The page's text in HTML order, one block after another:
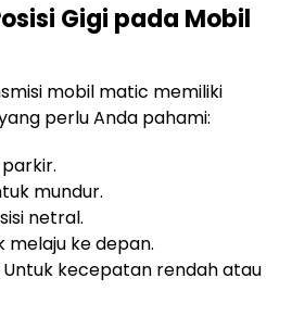
Gigi pada Mobil
mobil matic memiliki
perlu Anda pahami:
mundur.
netral.
melaju ke depan.
Untuk kecepatan rendah atau